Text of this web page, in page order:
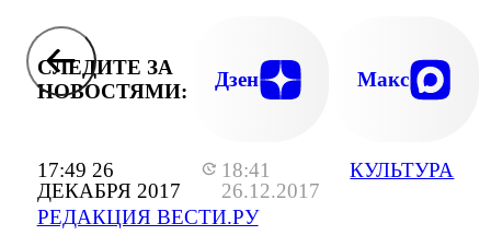
17:49 26
ДЕКАБРЯ 2017
18:41
26.12.2017
РЕДАКЦИЯ ВЕСТИ.РУ
КУЛЬТУРА
СЛЕДИТЕ ЗА
НОВОСТЯМИ:
Дзен Макс